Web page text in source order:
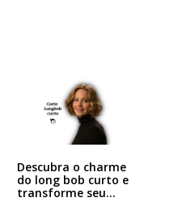
Descubra o charme
do long bob curto e
transforme seu…